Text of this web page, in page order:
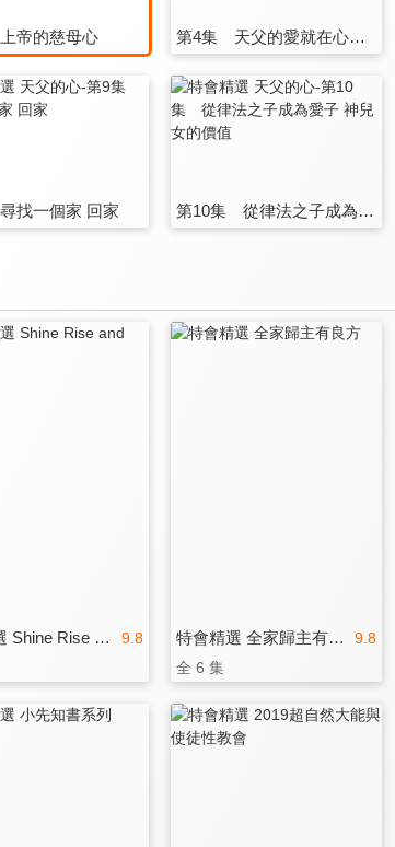
帝的慈母心 第4集 天父的愛就在心中 天父的安慰
找一個家 回家 第10集 從律法之子成為愛子 神兒女的價值
9.8
特會精選 Shine Rise and GO 9.8
特會精選 全家歸主有良方
全 6 集